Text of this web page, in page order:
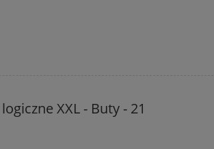
XXL - Buty - 21